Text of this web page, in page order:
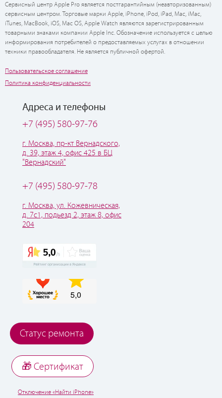
Сервисный центр Apple Pro является постгарантийным (неавторизованным)
сервисным центром. Торговые марки Apple, iPhone, iPod, iPad, Mac, iMac,
iTunes, MacBook, iOS, Mac OS, Apple Watch являются зарегистрированным
товарными знаками компании Apple Inc. Обозначение используется с целью
информирования потребителей о предоставляемых услугах в отношении
техники правообладателя. Не является публичной офертой.
Пользовательское соглашение
Политика конфиденциальности
Адреса и телефоны
+7 (495) 580-97-76
г. Москва, пр-кт Вернадского,
д. 39, этаж 4, офис 425 в БЦ
"Вернадский"
+7 (495) 580-97-78
г. Москва, ул. Кожевническая,
д. 7с1, подьезд 2, этаж 8, офис
204
Статус ремонта
🎁 Cертификат
Отключение «Найти iPhone»